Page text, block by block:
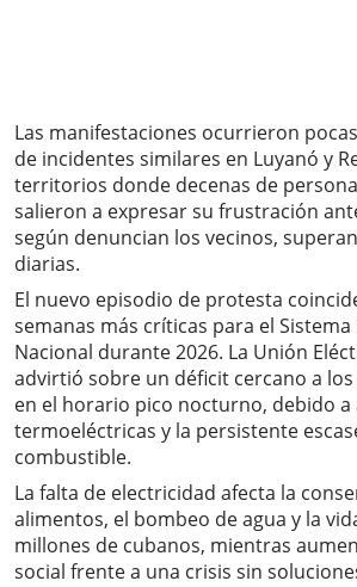
Las manifestaciones ocurrieron
de incidentes similares en Luyanó y
territorios donde decenas de
salieron a expresar su frustración
según denuncian los vecinos,
diarias.
El nuevo episodio de protesta
semanas más críticas para el
Nacional durante 2026. La Unión
advirtió sobre un déficit cercano a los
en el horario pico nocturno, debido a
termoeléctricas y la persistente
combustible.
La falta de electricidad afecta la
alimentos, el bombeo de agua y la
millones de cubanos, mientras
social frente a una crisis sin